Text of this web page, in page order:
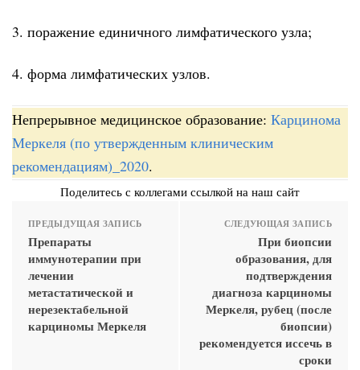
3. поражение единичного лимфатического узла;
4. форма лимфатических узлов.
Непрерывное медицинское образование: Карцинома
Меркеля (по утвержденным клиническим
рекомендациям)_2020.
Поделитесь с коллегами ссылкой на наш сайт
ПРЕДЫДУЩАЯ ЗАПИСЬ
Препараты
иммунотерапии при
лечении
метастатической и
нерезектабельной
карциномы Меркеля
СЛЕДУЮЩАЯ ЗАПИСЬ
При биопсии
образования, для
подтверждения
диагноза карциномы
Меркеля, рубец (после
биопсии)
рекомендуется иссечь в
сроки